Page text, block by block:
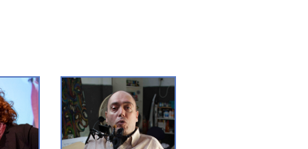
ANTONIO
GIUSEPPE
MALAFARINA